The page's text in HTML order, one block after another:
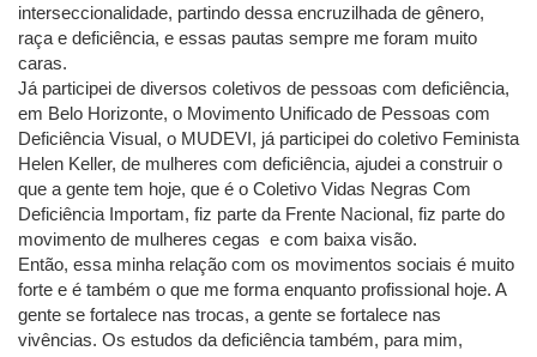
interseccionalidade, partindo dessa encruzilhada de gênero,
raça e deficiência, e essas pautas sempre me foram muito
caras.
Já participei de diversos coletivos de pessoas com deficiência,
em Belo Horizonte, o Movimento Unificado de Pessoas com
Deficiência Visual, o MUDEVI, já participei do coletivo Feminista
Helen Keller, de mulheres com deficiência, ajudei a construir o
que a gente tem hoje, que é o Coletivo Vidas Negras Com
Deficiência Importam, fiz parte da Frente Nacional, fiz parte do
movimento de mulheres cegas e com baixa visão.
Então, essa minha relação com os movimentos sociais é muito
forte e é também o que me forma enquanto profissional hoje. A
gente se fortalece nas trocas, a gente se fortalece nas
vivências. Os estudos da deficiência também, para mim,